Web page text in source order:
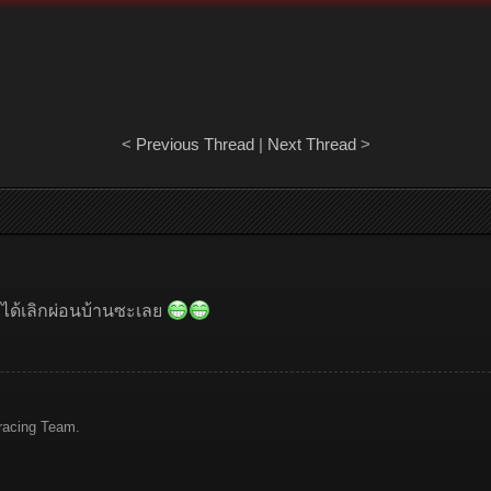
< Previous Thread| Next Thread>
ด้เลิกผ่อนบ้านซะเลย
Team.